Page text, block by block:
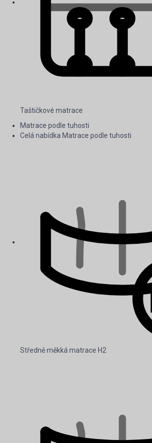
Taštičkové matrace
Matrace podle tuhosti
Celá nabídka Matrace podle tuhosti
Středně měkká matrace H2